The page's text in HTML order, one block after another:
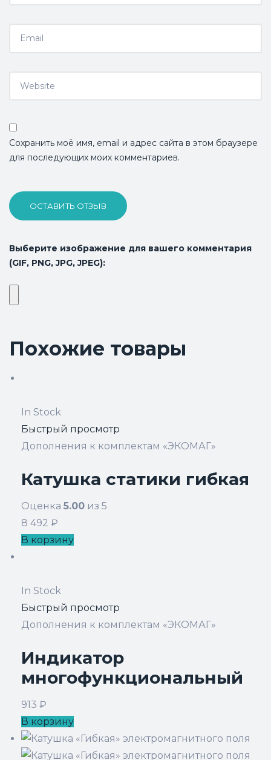
Сохранить моё имя, email и адрес сайта в этом браузере
для последующих моих комментариев.
ОСТАВИТЬ ОТЗЫВ
Выберите изображение для вашего комментария
(GIF, PNG, JPG, JPEG):
Похожие товары
In Stock
Быстрый просмотр
Дополнения к комплектам «ЭКОМАГ»
Катушка статики гибкая
Оценка 5.00 из 5
8 492 ₽
В корзину
In Stock
Быстрый просмотр
Дополнения к комплектам «ЭКОМАГ»
Индикатор
многофункциональный
913 ₽
В корзину